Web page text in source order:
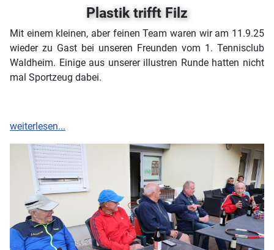
Plastik trifft Filz
Mit einem kleinen, aber feinen Team waren wir am 11.9.25
wieder zu Gast bei unseren Freunden vom 1. Tennisclub
Waldheim. Einige aus unserer illustren Runde hatten nicht
mal Sportzeug dabei.
weiterlesen...